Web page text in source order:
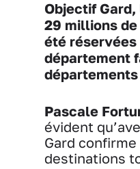
Objectif Gard,
29 millions
été réservées
département
Pascale
évident
Gard
destinations